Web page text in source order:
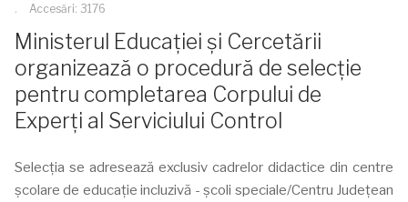
Accesări: 3176
Ministerul Educației și Cercetării
organizează o procedură de selecție
pentru completarea Corpului de
Experţi al Serviciului Control
Selecţia se adresează exclusiv cadrelor didactice din centre
școlare de educație incluzivă - școli speciale/Centru Județean